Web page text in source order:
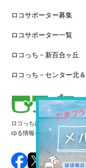
ロコサポーター募集
ロコサポーター一覧
ロコっち – 新百合ヶ丘
ロコっち – センター北
ロコっちは、あなたのジモ
ゆる情報を収集し、日々更